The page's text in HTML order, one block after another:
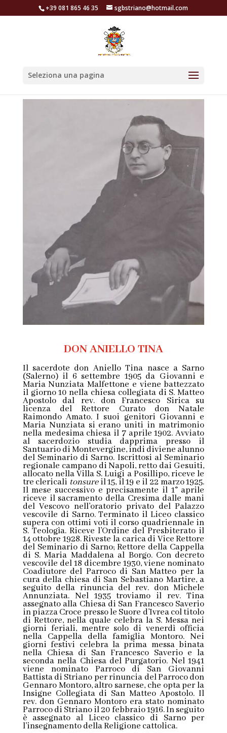
+39 081 865 46 35 sgbstriano@hotmail.com
Seleziona una pagina
DON ANIELLO TINA
Il sacerdote don Aniello Tina nasce a Sarno
(Salerno) il 6 settembre 1905 da Giovanni e
Maria Nunziata Malfettone e viene battezzato
il giorno 10 nella chiesa collegiata di S. Matteo
Apostolo dal rev. don Francesco Sirica su
licenza del Rettore Curato don Natale
Raimondo Amato. I suoi genitori Giovanni e
Maria Nunziata si erano uniti in matrimonio
nella medesima chiesa il 7 aprile 1902. Avviato
al sacerdozio studia dapprima presso il
Santuario di Montevergine, indi diviene alunno
del Seminario di Sarno. Iscrittosi al Seminario
regionale campano di Napoli, retto dai Gesuiti,
allocato nella Villa S. Luigi a Posillipo, riceve le
tre clericali tonsureil 15, il 19 e il 22 marzo 1925.
Il mese successivo e precisamente il 1° aprile
riceve il sacramento della Cresima dalle mani
del Vescovo nell’oratorio privato del Palazzo
vescovile di Sarno. Terminato il Liceo classico
supera con ottimi voti il corso quadriennale in
S. Teologìa. Riceve l’Ordine del Presbiterato il
14 ottobre 1928. Riveste la carica di Vice Rettore
del Seminario di Sarno; Rettore della Cappella
di S. Maria Maddalena al Borgo. Con decreto
vescovile del 18 dicembre 1930, viene nominato
Coadiutore del Parroco di San Matteo per la
cura della chiesa di San Sebastiano Martire, a
seguito della rinuncia del rev. don Michele
Annunziata. Nel 1935 troviamo il rev. Tina
assegnato alla Chiesa di San Francesco Saverio
in piazza Croce presso le Suore d’Ivrea col titolo
di Rettore, nella quale celebra la S. Messa nei
giorni feriali, mentre solo di venerdì officia
nella Cappella della famiglia Montoro. Nei
giorni festivi celebra la prima messa binata
nella Chiesa di San Francesco Saverio e la
seconda nella Chiesa del Purgatorio. Nel 1941
viene nominato Parroco di San Giovanni
Battista di Striano per rinuncia del Parroco don
Gennaro Montoro, altro sarnese, che opta per la
Insigne Collegiata di San Matteo Apostolo. Il
rev. don Gennaro Montoro era stato nominato
Parroco di Striano il 20 febbraio 1916. In seguito
è assegnato al Liceo classico di Sarno per
l’insegnamento della Religione cattolica.